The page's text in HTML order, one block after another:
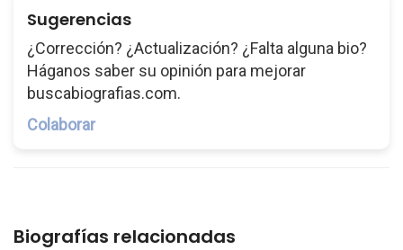
Sugerencias
¿Corrección? ¿Actualización? ¿Falta alguna bio?
Háganos saber su opinión para mejorar
buscabiografias.com.
Colaborar
Biografías relacionadas